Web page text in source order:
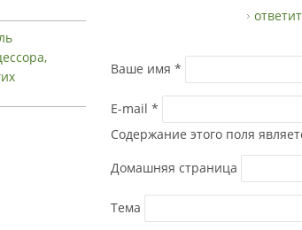
Ваше имя *
E-mail *
Содержание этого поля
Домашняя страница
Тема